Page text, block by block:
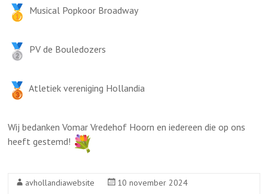
Musical Popkoor Broadway
PV de Bouledozers
Atletiek vereniging Hollandia
Wij bedanken Vomar Vredehof Hoorn en iedereen die op ons
heeft gestemd!
avhollandiawebsite
10 november 2024